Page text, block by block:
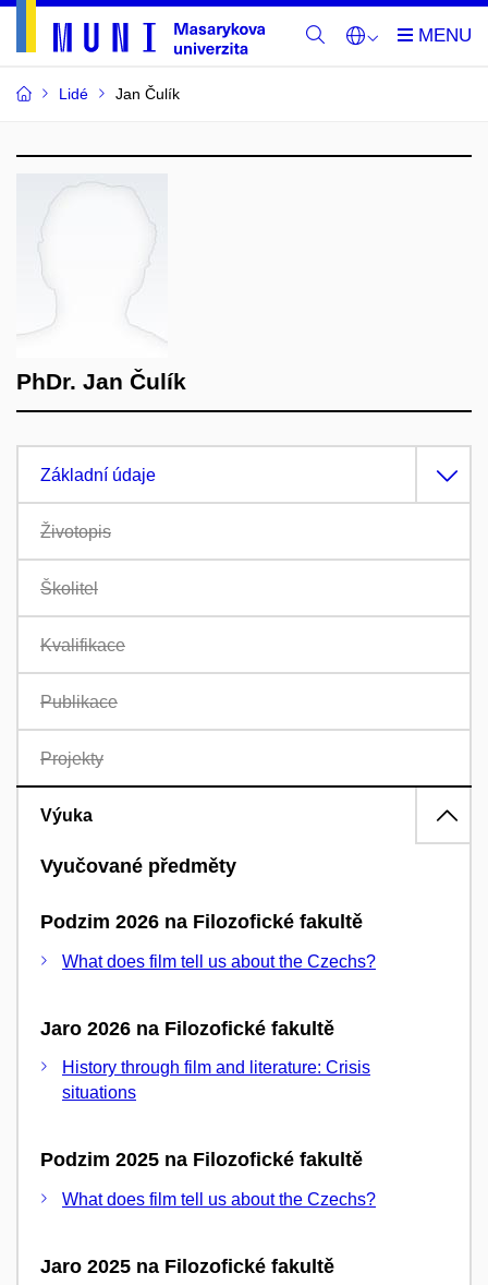
Lidé Jan Čulík
PhDr. Jan Čulík
Základní údaje
Životopis
Školitel
Kvalifikace
Publikace
Projekty
Výuka
Vyučované předměty
Podzim 2026 na Filozofické fakultě
What does film tell us about the Czechs?
Jaro 2026 na Filozofické fakultě
History through film and literature: Crisis
situations
Podzim 2025 na Filozofické fakultě
What does film tell us about the Czechs?
Jaro 2025 na Filozofické fakultě